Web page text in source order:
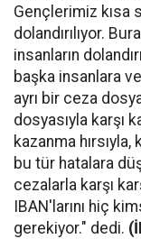
Gençlerimiz kısa
dolandırılıyor.
insanların
başka insanlara
ayrı bir ceza
dosyasıyla karşı
kazanma
bu tür hatalara
cezalarla karşı
IBAN'larını hiç
gerekiyor." dedi.